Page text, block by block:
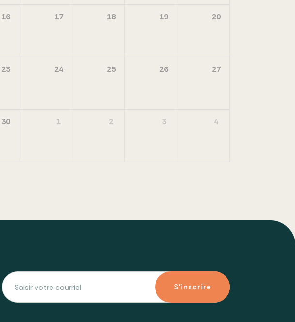
16 17 18 19 20
23 24 25 26 27
30 1 2 3 4
S'inscrire